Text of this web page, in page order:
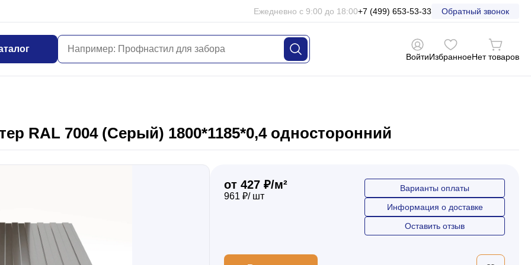
Ежедневно с 9:00 до 18:00+7 (499) 653-53-33 Обратный звонок
ВойтиИзбранноеНет товаров
RAL 7004 (Серый) 1800*1185*0,4 односторонний
от 427 ₽/м²
961 ₽/ шт
Варианты оплаты
Информация о доставке
Оставить отзыв